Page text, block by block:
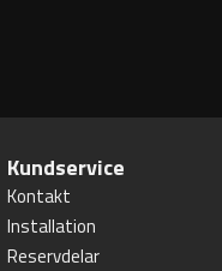
Kundservice
Kontakt
Installation
Reservdelar